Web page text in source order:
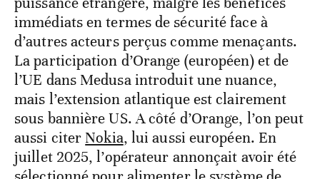
immédiats en termes de sécurité face à
d’autres acteurs perçus comme menaçants.
La participation d’Orange (européen) et de
l’UE dans Medusa introduit une nuance,
mais l’extension atlantique est clairement
sous bannière US. A côté d’Orange, l’on peut
aussi citer Nokia, lui aussi européen. En
juillet 2025, l’opérateur annonçait avoir été